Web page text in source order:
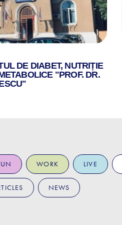
DE DIABET, NUTRIȚIE
"PROF. DR.
WORK LIVE
NEWS